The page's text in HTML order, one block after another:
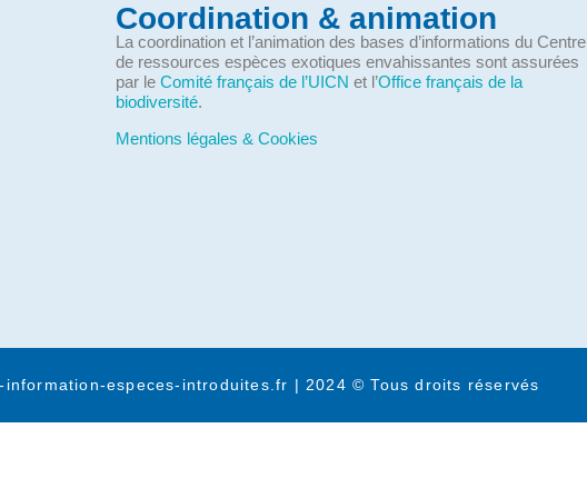
Coordination & animation
La coordination et l’animation des bases d’informations du Centre
de ressources espèces exotiques envahissantes sont assurées
par le Comité français de l’UICN et l’Office français de la
biodiversité.
Mentions légales & Cookies
information-especes-introduites.fr | 2024 © Tous droits réservés